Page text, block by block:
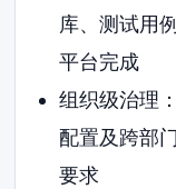
库、测试用
平台完成
组织级治理
配置及跨部
要求